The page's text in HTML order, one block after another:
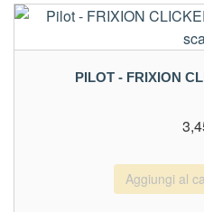
PILOT - FRIXION
Aggiungi al